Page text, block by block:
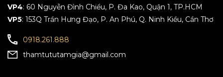
VP4: 60 Nguyễn Đình Chiểu, P. Đa Kao, Quận 1, TP.HCM
VP5: 153Q Trần Hưng Đạo, P. An Phú, Q. Ninh Kiều, Cần Thơ
0918.261.888
thamtututamgia@gmail.com